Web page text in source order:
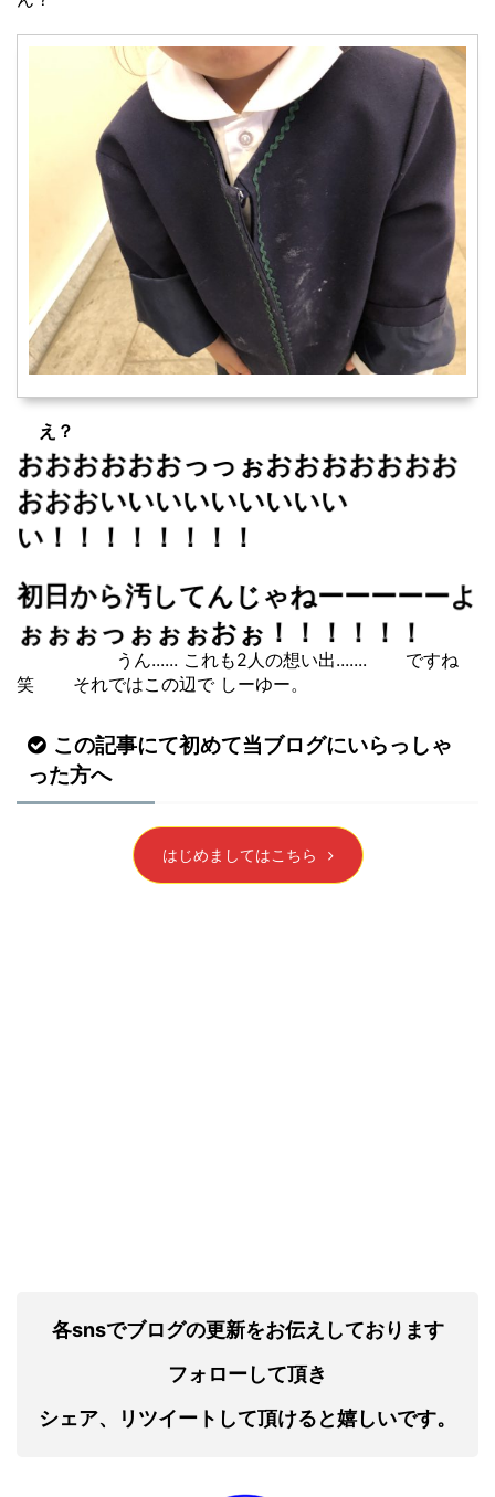
え？
おおおおおおっっぉおおおおおおお
おおおいいいいいいいいい
い！！！！！！！！
初日から汚してんじゃねーーーーーよ
ぉぉぉっぉぉぉおぉ！！！！！！
うん...... これも2人の想い出....... ですね
笑 それではこの辺で しーゆー。
この記事にて初めて当ブログにいらっしゃ
った方へ
はじめましてはこちら
各snsでブログの更新をお伝えしております
フォローして頂き
シェア、リツイートして頂けると嬉しいです。